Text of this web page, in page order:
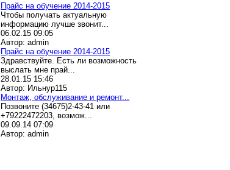
Прайс на обучение 2014-2015
Чтобы получать актуальную
информацию лучше звонит...
06.02.15 09:05
Автор: admin
Прайс на обучение 2014-2015
Здравствуйте. Есть ли возможность
выслать мне прай...
28.01.15 15:46
Автор: Ильнур115
Монтаж, обслуживание и ремонт...
Позвоните (34675)2-43-41 или
+79222472203, возмож...
09.09.14 07:09
Автор: admin